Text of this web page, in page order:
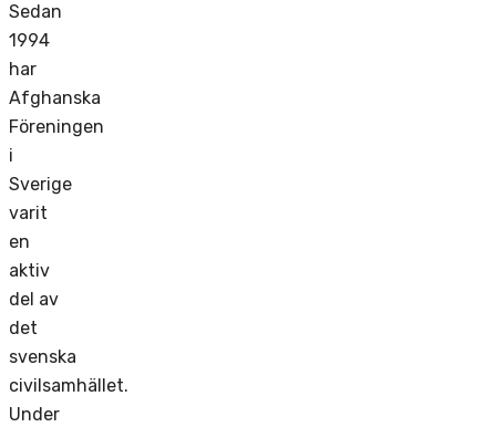
Sedan
1994
har
Afghanska
Föreningen
i
Sverige
varit
en
aktiv
del av
det
svenska
civilsamhället.
Under